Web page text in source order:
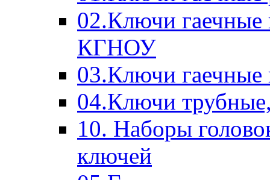
02.Ключи
КГНОУ
03.Ключи
04.Ключи
10. Наборы
ключей